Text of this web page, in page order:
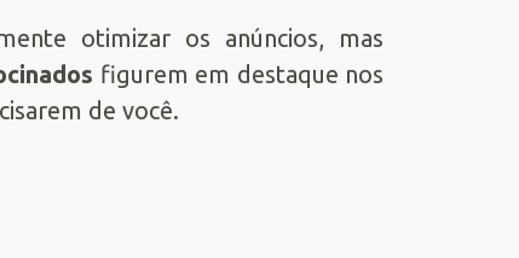
otimizar os anúncios, mas
figurem em destaque nos
de você.